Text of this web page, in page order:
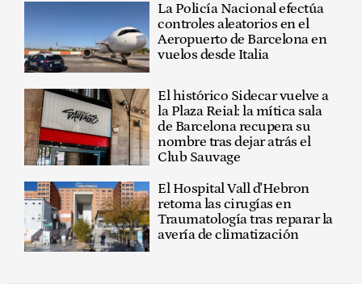
La Policía Nacional efectúa
controles aleatorios en el
Aeropuerto de Barcelona en
vuelos desde Italia
El histórico Sidecar vuelve a
la Plaza Reial: la mítica sala
de Barcelona recupera su
nombre tras dejar atrás el
Club Sauvage
El Hospital Vall d'Hebron
retoma las cirugías en
Traumatología tras reparar la
avería de climatización